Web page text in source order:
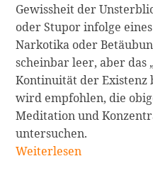
Gewissheit der
oder Stupor infolge
Narkotika oder
scheinbar leer, aber das
Kontinuität der Existenz
wird empfohlen, die
Meditation und
untersuchen.
Erwecke
Weiterlesen